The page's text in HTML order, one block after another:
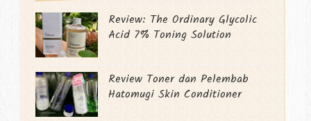
Review: The Ordinary Glycolic
Acid 7% Toning Solution
Review Toner dan Pelembab
Hatomugi Skin Conditioner